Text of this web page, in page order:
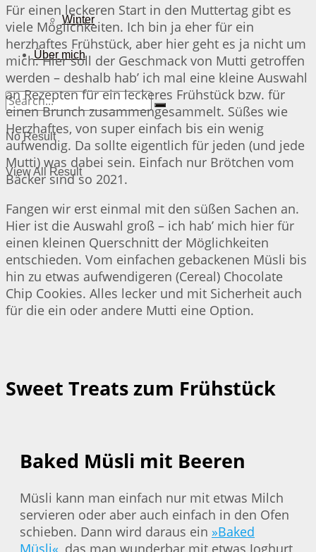
Winter
Über mich
No Result
View All Result
Für einen leckeren Start in den Muttertag gibt es
viele Möglichkeiten. Ich bin ja eher für ein
herzhaftes Frühstück, aber hier geht es ja nicht um
mich. Hier soll der Geschmack von Mutti getroffen
werden – deshalb hab’ ich mal eine kleine Auswahl
an Rezepten für ein leckeres Frühstück bzw. für
einen Brunch zusammengesammelt. Süßes wie
Herzhaftes, von super einfach bis ein wenig
aufwendig. Da sollte eigentlich für jeden (und jede
Mutti) was dabei sein. Einfach nur Brötchen vom
Bäcker sind so 2021.
Fangen wir erst einmal mit den süßen Sachen an.
Hier ist die Auswahl groß – ich hab’ mich hier für
einen kleinen Querschnitt der Möglichkeiten
entschieden. Vom einfachen gebackenen Müsli bis
hin zu etwas aufwendigeren (Cereal) Chocolate
Chip Cookies. Alles lecker und mit Sicherheit auch
für die ein oder andere Mutti eine Option.
Sweet Treats zum Frühstück
Baked Müsli mit Beeren
Müsli kann man einfach nur mit etwas Milch
servieren oder aber auch einfach in den Ofen
schieben. Dann wird daraus ein »Baked